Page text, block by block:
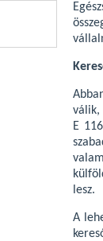
válik,
E
lesz.
A